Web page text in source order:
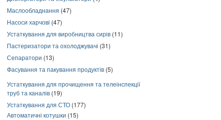
Маслообладнання (47)
Насоси харчові (47)
Устаткування для виробництва сирів (11)
Пастеризатори та охолоджувачі (31)
Сепаратори (13)
Фасування та пакування продуктів (5)
Устаткування для прочищення та телеінспекції
труб та каналів (19)
Устаткування для СТО (177)
Автоматичні котушки (15)